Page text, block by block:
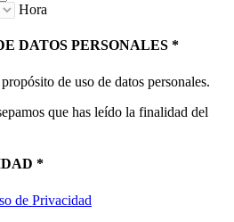
Hora
DATOS PERSONALES *
de uso de datos personales.
que has leído la finalidad del
*
de Privacidad